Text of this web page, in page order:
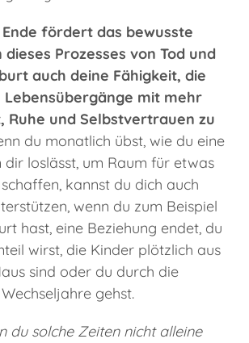
fördert das bewusste
Prozesses von Tod und
auch deine Fähigkeit, die
mit mehr
Ruhe und Selbstvertrauen zu
du monatlich übst, wie du eine
dir loslässt, um Raum für etwas
kannst du dich auch
wenn du zum Beispiel
hast, eine Beziehung endet, du
wirst, die Kinder plötzlich aus
sind oder du durch die
Wechseljahre gehst.
du solche Zeiten nicht alleine